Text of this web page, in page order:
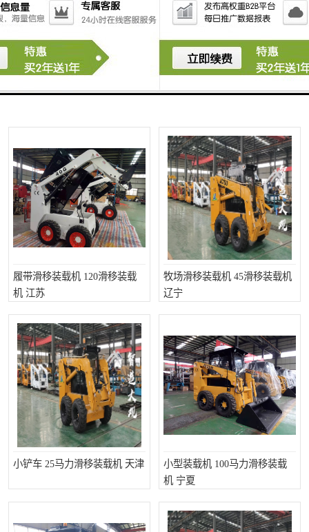
小型装载机 75马力滑移装载机
轮式滑移装载机 95滑移装载机
履带滑移装载机 120滑移装载
机 江苏
牧场滑移装载机 45滑移装载机
辽宁
小铲车 25马力滑移装载机 天津
小型装载机 100马力滑移装载
机 宁夏